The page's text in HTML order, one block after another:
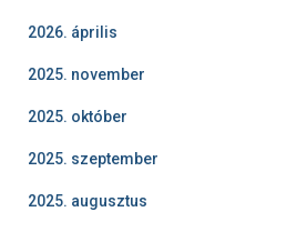
2026. április
2025. november
2025. október
2025. szeptember
2025. augusztus